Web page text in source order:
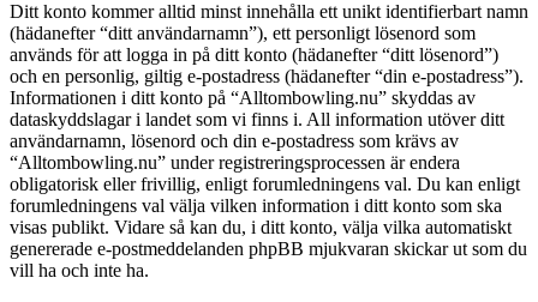
Ditt konto kommer alltid minst innehålla ett unikt identifierbart namn
(hädanefter “ditt användarnamn”), ett personligt lösenord som
används för att logga in på ditt konto (hädanefter “ditt lösenord”)
och en personlig, giltig e-postadress (hädanefter “din e-postadress”).
Informationen i ditt konto på “Alltombowling.nu” skyddas av
dataskyddslagar i landet som vi finns i. All information utöver ditt
användarnamn, lösenord och din e-postadress som krävs av
“Alltombowling.nu” under registreringsprocessen är endera
obligatorisk eller frivillig, enligt forumledningens val. Du kan enligt
forumledningens val välja vilken information i ditt konto som ska
visas publikt. Vidare så kan du, i ditt konto, välja vilka automatiskt
genererade e-postmeddelanden phpBB mjukvaran skickar ut som du
vill ha och inte ha.